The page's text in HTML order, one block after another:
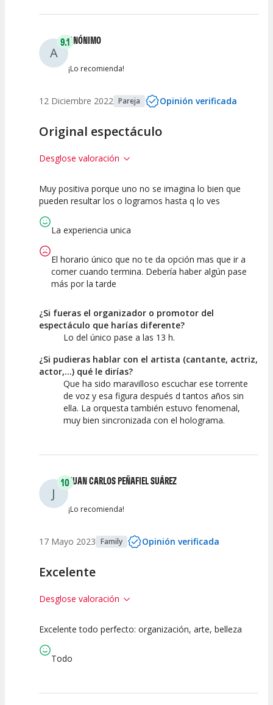
A
9.1ANÓNIMO
¡Lo recomienda!
12 Diciembre 2022 Pareja Opinión verificada
Original espectáculo
Desglose valoración
7.5
Espectáculo
10 10
Muy positiva porque uno no se imagina lo bien que
pueden resultar los o logramos hasta q lo ves
La experiencia unica
El horario único que no te da opción mas que ir a
comer cuando termina. Debería haber algún pase
más por la tarde
¿Si fueras el organizador o promotor del
espectáculo que harías diferente?
Lo del único pase a las 13 h.
¿Si pudieras hablar con el artista (cantante, actriz,
actor,...) qué le dirías?
Que ha sido maravilloso escuchar ese torrente
de voz y esa figura después d tantos años sin
ella. La orquesta también estuvo fenomenal,
muy bien sincronizada con el holograma.
J
10JUAN CARLOS PEÑAFIEL SUÁREZ
¡Lo recomienda!
17 Mayo 2023 Family Opinión verificada
Excelente
Desglose valoración
10
Calidad del
Espectáculo
10 10
Excelente todo perfecto: organización, arte, belleza
Todo